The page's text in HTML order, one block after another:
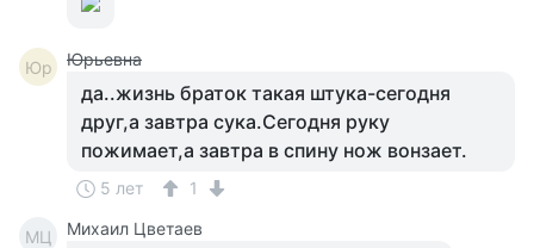
Юр Юрьевна
да..жизнь браток такая штука-сегодня
друг,а завтра сука.Сегодня руку
пожимает,а завтра в спину нож вонзает.
5 лет 1
МЦ Михаил Цветаев